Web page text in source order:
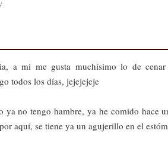
a mi me gusta muchísimo lo de
todos los días, jejejejeje
ya no tengo hambre, ya he comido hace
aquí, se tiene ya un agujerillo en el